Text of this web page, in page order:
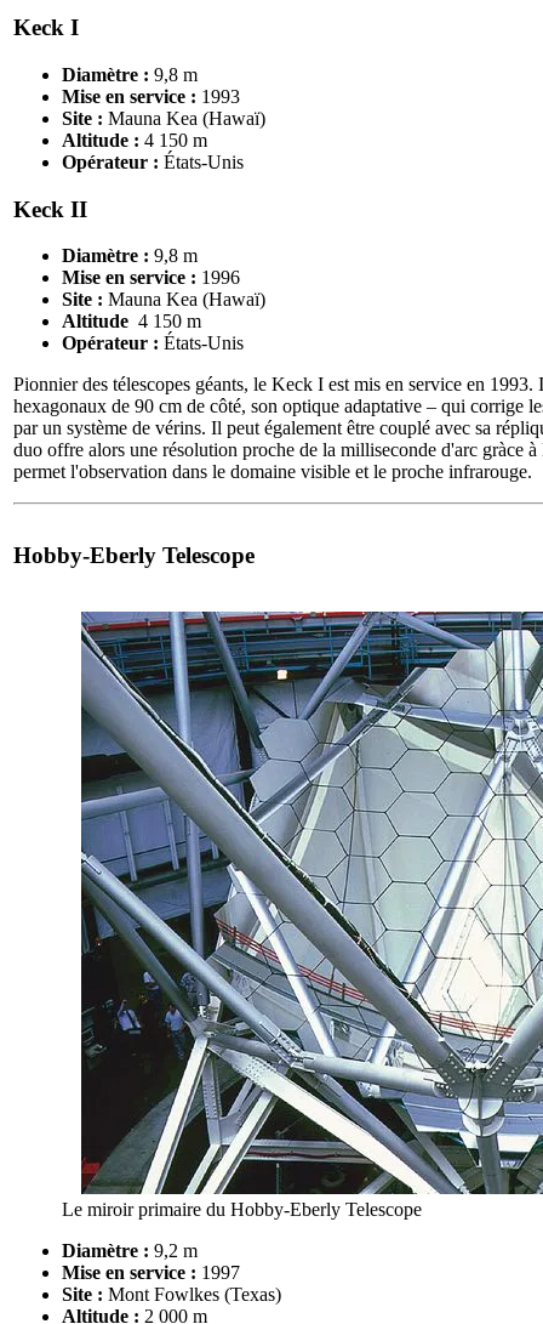
Keck I
Diamètre : 9,8 m
Mise en service : 1993
Site : Mauna Kea (Hawaï)
Altitude : 4 150 m
Opérateur : États-Unis
Keck II
Diamètre : 9,8 m
Mise en service : 1996
Site : Mauna Kea (Hawaï)
Altitude 4 150 m
Opérateur : États-Unis
Pionnier des télescopes géants, le Keck I est mis en service en
hexagonaux de 90 cm de côté, son optique adaptative – qui corrige
par un système de vérins. Il peut également être couplé avec sa
duo offre alors une résolution proche de la milliseconde d'arc gràce
permet l'observation dans le domaine visible et le proche infrarouge.
Hobby-Eberly Telescope
Le miroir primaire du Hobby-Eberly Telescope
Diamètre : 9,2 m
Mise en service : 1997
Site : Mont Fowlkes (Texas)
Altitude : 2 000 m